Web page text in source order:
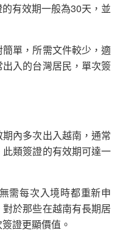
有效期一般為30天，並
單，所需文件較少，適
入的台灣居民，單次簽
內多次出入越南，通常
類簽證的有效期可達一
需每次入境時都重新申
於那些在越南有長期居
證更顯價值。